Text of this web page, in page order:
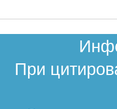
При